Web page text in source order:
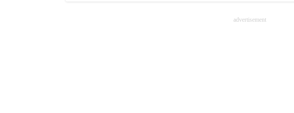
advertisement